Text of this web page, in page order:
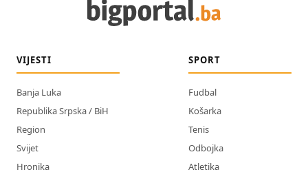
VIJESTI
Banja Luka
Republika Srpska / BiH
Region
Svijet
Hronika
SPORT
Fudbal
Košarka
Tenis
Odbojka
Atletika